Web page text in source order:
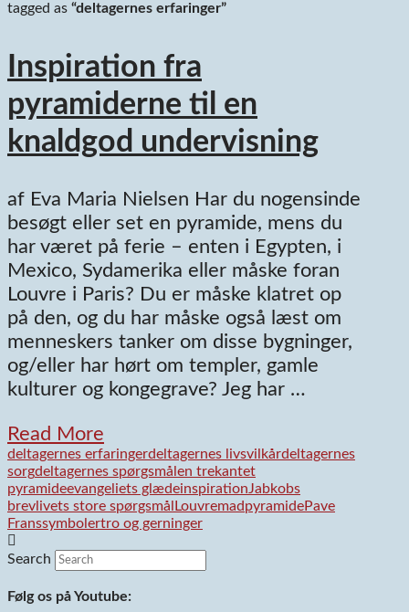
tagged as “deltagernes erfaringer”
Inspiration fra
pyramiderne til en
knaldgod undervisning
af Eva Maria Nielsen Har du nogensinde
besøgt eller set en pyramide, mens du
har været på ferie – enten i Egypten, i
Mexico, Sydamerika eller måske foran
Louvre i Paris? Du er måske klatret op
på den, og du har måske også læst om
menneskers tanker om disse bygninger,
og/eller har hørt om templer, gamle
kulturer og kongegrave? Jeg har …
Read More
deltagernes erfaringerdeltagernes livsvilkårdeltagernes
sorgdeltagernes spørgsmål en trekantet
pyramideevangeliets glædeinspirationJabkobs
brev livets store spørgsmål LouvremadpyramidePave
Franssymbolertro og gerninger
Search
Følg os på Youtube: